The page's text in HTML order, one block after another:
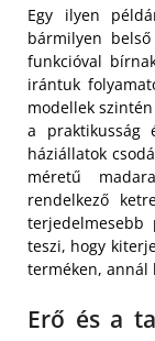
Egy ilyen
bármilyen
funkcióval
irántuk
modellek
a praktikusság
háziállatok
méretű
rendelkező
terjedelmesebb
teszi, hogy
terméken, annál
Erő és a